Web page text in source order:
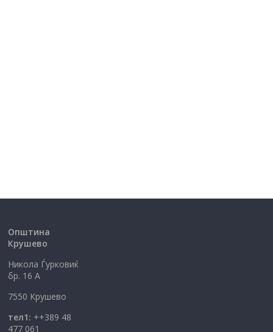
Општина
Крушево
Никола Ѓурковиќ
бр. 16 А
7550 Крушево
тел1: ++389 48
477 061